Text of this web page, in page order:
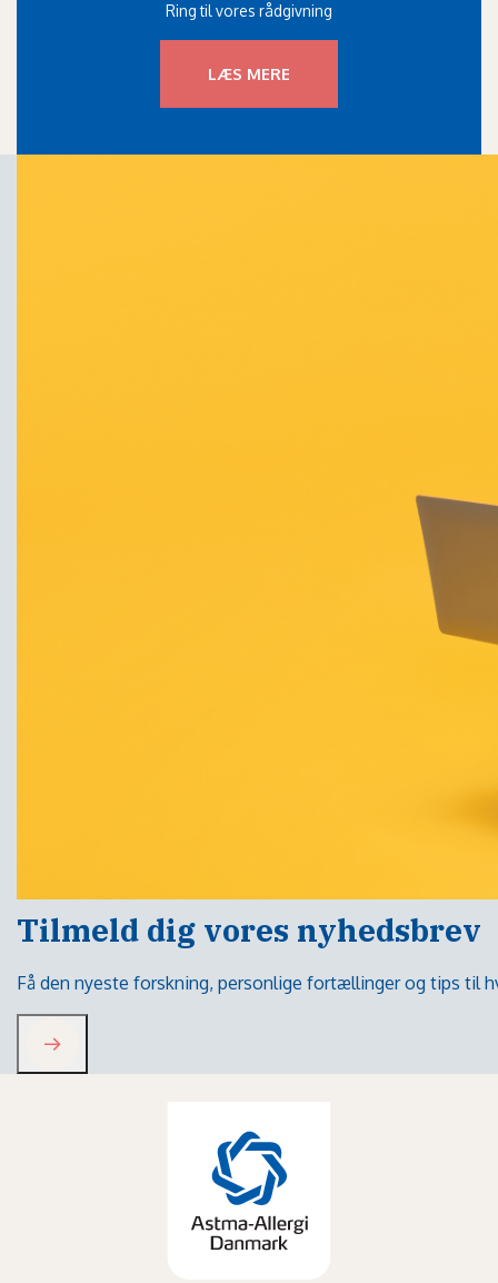
Ring til vores rådgivning
LÆS MERE
Tilmeld dig vores nyhedsbrev
Få den nyeste forskning, personlige fortællinger og tips til